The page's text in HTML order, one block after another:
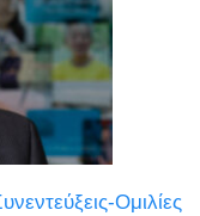
Ομιλίες